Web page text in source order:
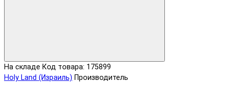
На складе Код товара: 175899
Holy Land (Израиль) Производитель